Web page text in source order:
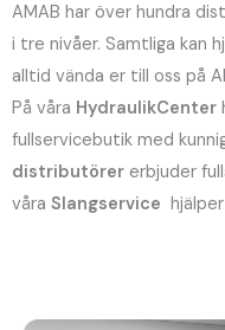
AMAB har över hundra
i tre nivåer. Samtliga kan
alltid vända er till oss på
På våra HydraulikCenter
fullservicebutik med
distributörer erbjuder
våra Slangservice